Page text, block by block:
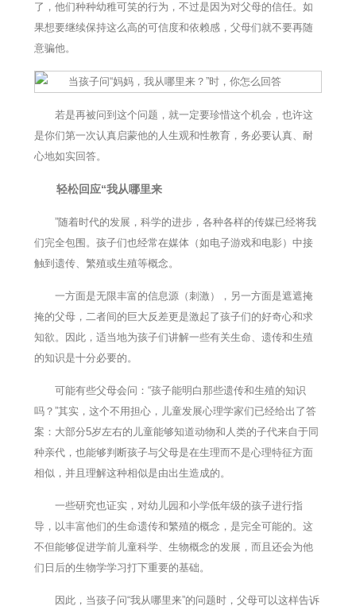
了，他们种种幼稚可笑的行为，不过是因为对父母的信任。如
果想要继续保持这么高的可信度和依赖感，父母们就不要再随
意骗他。
若是再被问到这个问题，就一定要珍惜这个机会，也许这
是你们第一次认真启蒙他的人生观和性教育，务必要认真、耐
心地如实回答。
轻松回应“我从哪里来
”随着时代的发展，科学的进步，各种各样的传媒已经将我
们完全包围。孩子们也经常在媒体（如电子游戏和电影）中接
触到遗传、繁殖或生殖等概念。
一方面是无限丰富的信息源（刺激），另一方面是遮遮掩
掩的父母，二者间的巨大反差更是激起了孩子们的好奇心和求
知欲。因此，适当地为孩子们讲解一些有关生命、遗传和生殖
的知识是十分必要的。
可能有些父母会问：“孩子能明白那些遗传和生殖的知识
吗？”其实，这个不用担心，儿童发展心理学家们已经给出了答
案：大部分5岁左右的儿童能够知道动物和人类的子代来自于同
种亲代，也能够判断孩子与父母是在生理而不是心理特征方面
相似，并且理解这种相似是由出生造成的。
一些研究也证实，对幼儿园和小学低年级的孩子进行指
导，以丰富他们的生命遗传和繁殖的概念，是完全可能的。这
不但能够促进学前儿童科学、生物概念的发展，而且还会为他
们日后的生物学学习打下重要的基础。
因此，当孩子问“我从哪里来”的问题时，父母可以这样告诉